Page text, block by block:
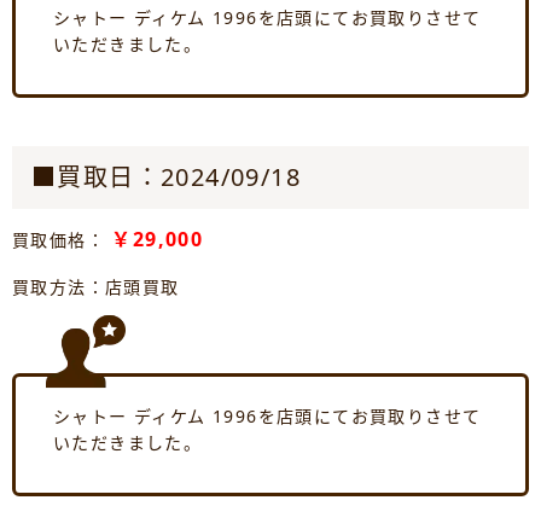
シャトー ディケム 1996を店頭にてお買取りさせて
いただきました。
■買取日：2024/09/18
買取価格： ￥29,000
買取方法：店頭買取
シャトー ディケム 1996を店頭にてお買取りさせて
いただきました。